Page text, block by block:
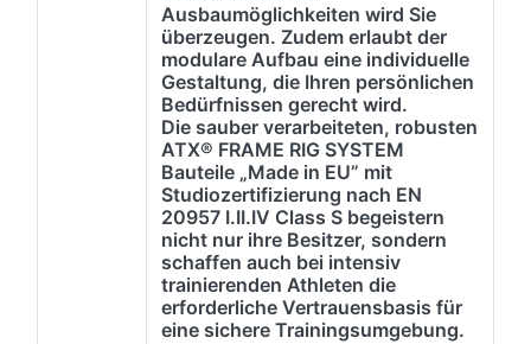
Ausbaumöglichkeiten wird Sie
überzeugen. Zudem erlaubt der
modulare Aufbau eine individuelle
Gestaltung, die Ihren persönlichen
Bedürfnissen gerecht wird.
Die sauber verarbeiteten, robusten
ATX® FRAME RIG SYSTEM
Bauteile „Made in EU” mit
Studiozertifizierung nach EN
20957 I.II.IV Class S begeistern
nicht nur ihre Besitzer, sondern
schaffen auch bei intensiv
trainierenden Athleten die
erforderliche Vertrauensbasis für
eine sichere Trainingsumgebung.